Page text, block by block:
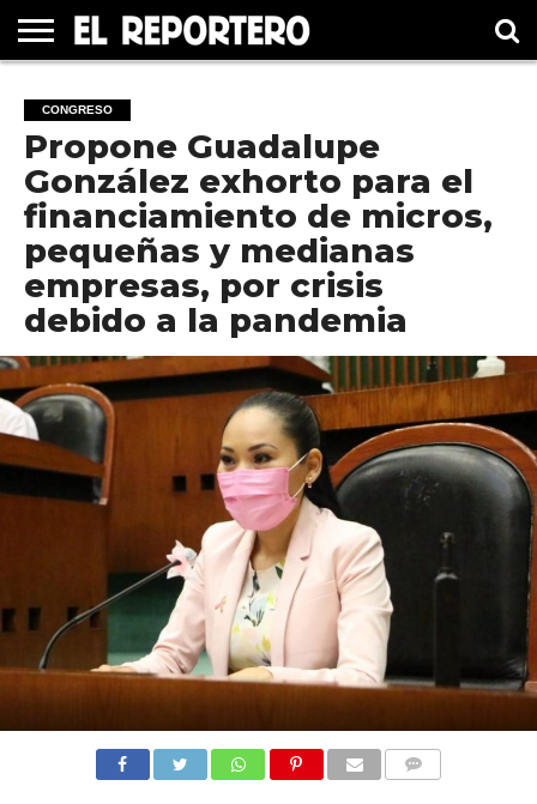
ELECCIÓN
2021
PRINCIPAL
MÉXICO
INTERNACIONAL
#UNMUNDOFELIZ
CULTURA
CINE
CONGRESO
Propone Guadalupe
González exhorto para el
financiamiento de micros,
pequeñas y medianas
empresas, por crisis
debido a la pandemia